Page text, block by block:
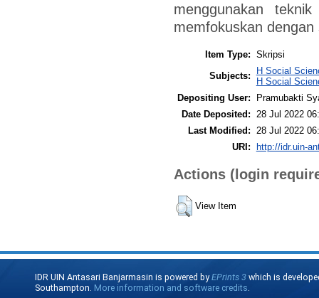
menggunakan
memfokuskan
Item Type: Skripsi
Subjects:
H Social
H Social
Depositing User:
Pramubakti
Date Deposited:
28 Jul 2022
Last Modified:
28 Jul 2022
URI: http://idr.uin-
Actions (login
View Item
IDR UIN Antasari Banjarmasin is powered byEPrints 3 which is
Southampton. More information and software credits.